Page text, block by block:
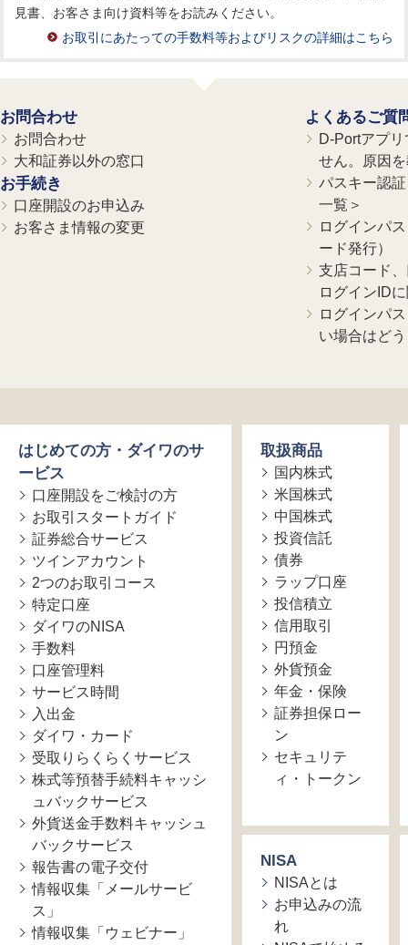
見書、お客さま向け資料等をお読みください。
お取引にあたっての手数料等およびリスクの詳細はこちら
お問合わせ
お問合わせ
大和証券以外の窓口
お手続き
口座開設のお申込み
お客さま情報の変更
よくあるご質
D-Portアプ
せん。原因
パスキー認
一覧＞
ログインパ
ード発行）
支店コード
ログインID
ログインパ
い場合はど
はじめての方・ダイワのサ
ービス
口座開設をご検討の方
お取引スタートガイド
証券総合サービス
ツインアカウント
2つのお取引コース
特定口座
ダイワのNISA
手数料
口座管理料
サービス時間
入出金
ダイワ・カード
受取りらくらくサービス
株式等預替手続料キャッシ
ュバックサービス
外貨送金手数料キャッシュ
バックサービス
報告書の電子交付
情報収集「メールサービ
ス」
情報収集「ウェビナー」
取扱商品
国内株式
米国株式
中国株式
投資信託
債券
ラップ口座
投信積立
信用取引
円預金
外貨預金
年金・保険
証券担保ロー
ン
セキュリテ
ィ・トークン
NISA
NISAとは
お申込みの流
れ